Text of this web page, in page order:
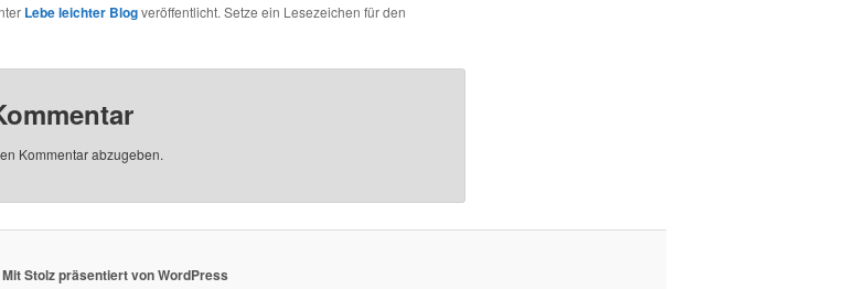
Lebe leichter Blogveröffentlicht. Setze ein Lesezeichen für den
Kommentar abzugeben.
Mit Stolz präsentiert von WordPress